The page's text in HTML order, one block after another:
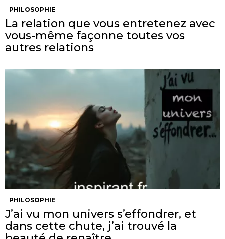
PHILOSOPHIE
La relation que vous entretenez avec
vous-même façonne toutes vos
autres relations
PHILOSOPHIE
J’ai vu mon univers s’effondrer, et
dans cette chute, j’ai trouvé la